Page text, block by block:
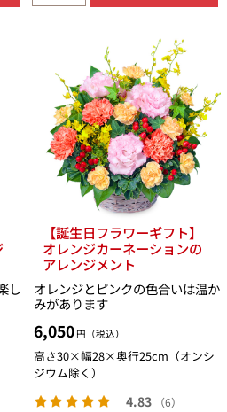
し
【誕生日フラワーギフト】
オレンジカーネーションの
アレンジメント
オレンジとピンクの色合いは温か
みがあります
6,050 円（税込）
高さ30×幅28×奥行25cm（オンシ
ジウム除く）
4.83 （6）